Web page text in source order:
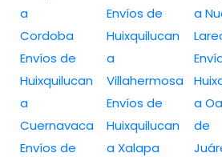
a
Cordoba
Envíos de
Huixquilucan
a
Cuernavaca
Envíos de
Envíos de
Huixquilucan
a
Villahermosa
Envíos de
Huixquilucan
a Xalapa
a
a
de